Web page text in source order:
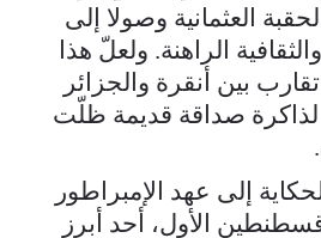
العثمانية وصولا إلى
الراهنة. ولعلّ هذا
بين أنقرة والجزائر
لذاكرة صداقة قديمة ظلّت
إلى عهد الإمبراطور
الأول، أحد أبرز